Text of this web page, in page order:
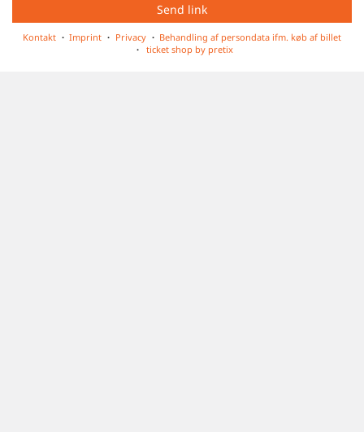
Send link
Kontakt Imprint Privacy
Behandling af persondata ifm. køb af billet
ticket shop by pretix